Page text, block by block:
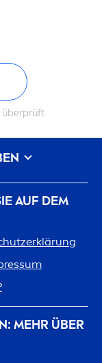
überprüft
AUF DEM
MEHR ÜBER